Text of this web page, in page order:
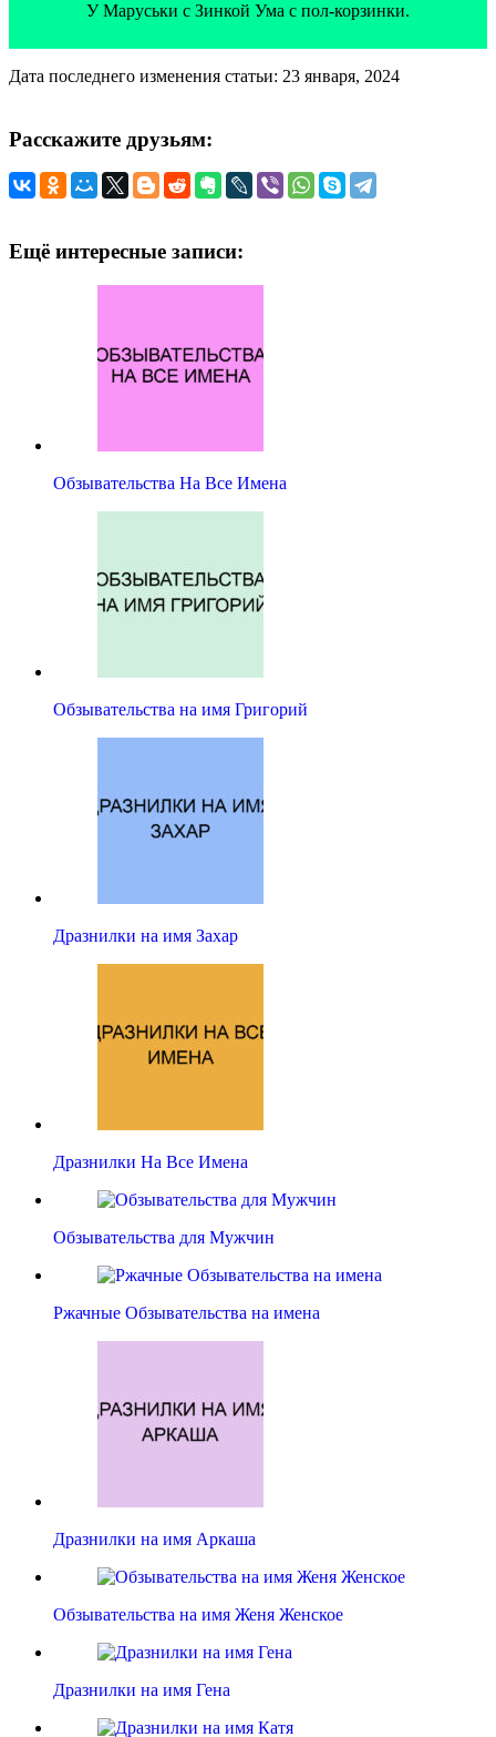
У Маруськи с Зинкой Ума с пол-корзинки.
Дата последнего изменения статьи: 23 января, 2024
Расскажите друзьям:
Ещё интересные записи:
Обзывательства На Все Имена
Обзывательства на имя Григорий
Дразнилки на имя Захар
Дразнилки На Все Имена
Обзывательства для Мужчин
Ржачные Обзывательства на имена
Дразнилки на имя Аркаша
Обзывательства на имя Женя Женское
Дразнилки на имя Гена